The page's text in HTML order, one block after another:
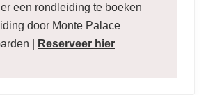
een rondleiding te boeken
door Monte Palace
|
Reserveer hier